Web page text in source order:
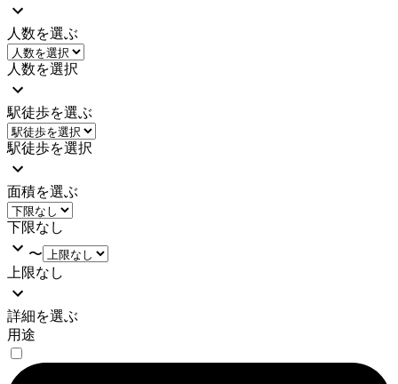
人数を選ぶ
人数を選択
駅徒歩を選ぶ
駅徒歩を選択
面積を選ぶ
下限なし
〜
上限なし
詳細を選ぶ
用途